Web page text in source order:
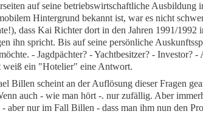
auf seine betriebswirtschaftliche
Hintergrund bekannt ist, war es nicht
dass Kai Richter dort in den Jahren 1991/1992
ihn spricht. Bis auf seine persönliche
- Jagdpächter? - Yachtbesitzer? - Investor?
ein "Hotelier" eine Antwort.
Billen scheint an der Auflösung dieser Fragen
auch - wie man hört -. nur zufällig. Aber
aber nur im Fall Billen - dass man ihm nun den